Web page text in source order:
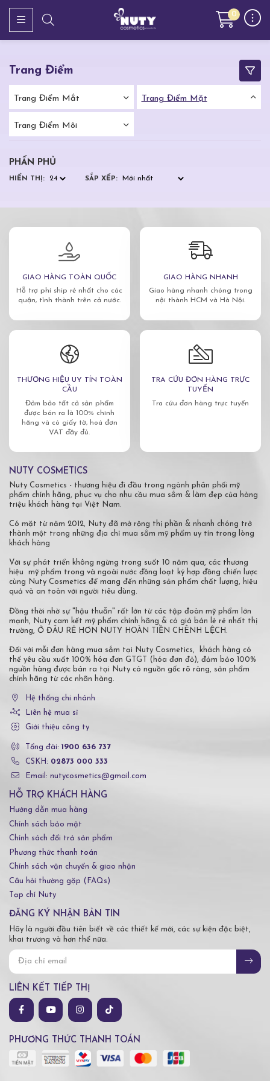
0
Trang Điểm
Trang Điểm Mắt Trang Điểm Mặt
Trang Điểm Môi
PHẤN PHỦ
HIỂN THỊ: SẮP XẾP:
GIAO HÀNG TOÀN QUỐC
Hỗ trợ phí ship rẻ nhất cho các
quận, tỉnh thành trên cả nước.
GIAO HÀNG NHANH
Giao hàng nhanh chóng trong
nội thành HCM và Hà Nội.
THƯƠNG HIỆU UY TÍN TOÀN
CẦU
Đảm bảo tất cả sản phẩm
được bán ra là 100% chính
hãng và có giấy tờ, hoá đơn
VAT đầy đủ.
TRA CỨU ĐƠN HÀNG TRỰC
TUYẾN
Tra cứu đơn hàng trực tuyến
NUTY COSMETICS
Nuty Cosmetics - thương hiệu đi đầu trong ngành phân phối mỹ
phẩm chính hãng, phục vụ cho nhu cầu mua sắm & làm đẹp của hàng
triệu khách hàng tại Việt Nam.
Có mặt từ năm 2012, Nuty đã mở rộng thị phần & nhanh chóng trở
thành một trong những địa chỉ mua sắm mỹ phẩm uy tín trong lòng
khách hàng
Với sự phát triển không ngừng trong suốt 10 năm qua, các thương
hiệu mỹ phẩm trong và ngoài nước đồng loạt ký hợp đồng chiến lược
cùng Nuty Cosmetics để mang đến những sản phẩm chất lượng, hiệu
quả và an toàn với người tiêu dùng.
Đồng thời nhờ sự "hậu thuẫn" rất lớn từ các tập đoàn mỹ phẩm lớn
mạnh, Nuty cam kết mỹ phẩm chính hãng & có giá bán lẻ rẻ nhất thị
trường, Ở ĐÂU RẺ HƠN NUTY HOÀN TIỀN CHÊNH LỆCH.
Đối với mỗi đơn hàng mua sắm tại Nuty Cosmetics, khách hàng có
thể yêu cầu xuất 100% hóa đơn GTGT (hóa đơn đỏ), đảm bảo 100%
nguồn hàng được bán ra tại Nuty có nguồn gốc rõ ràng, sản phẩm
chính hãng từ các nhãn hàng.
Hệ thống chi nhánh
Liên hệ mua sỉ
Giới thiệu công ty
Tổng đài: 1900 636 737
CSKH: 02873 000 333
Email: nutycosmetics@gmail.com
HỖ TRỢ KHÁCH HÀNG
Hướng dẫn mua hàng
Chính sách bảo mật
Chính sách đổi trả sản phẩm
Phương thức thanh toán
Chính sách vận chuyển & giao nhận
Câu hỏi thường gặp (FAQs)
Tạp chí Nuty
ĐĂNG KÝ NHẬN BẢN TIN
Hãy là người đầu tiên biết về các thiết kế mới, các sự kiện đặc biệt,
khai trương và hơn thế nữa.
LIÊN KẾT TIẾP THỊ
PHƯƠNG THỨC THANH TOÁN